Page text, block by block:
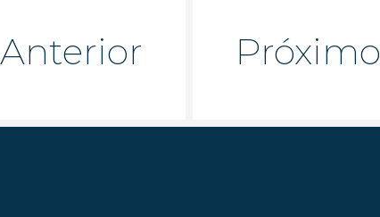
Anterior Próximo